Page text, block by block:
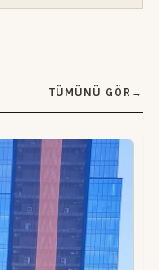
TÜMÜNÜ GÖR →